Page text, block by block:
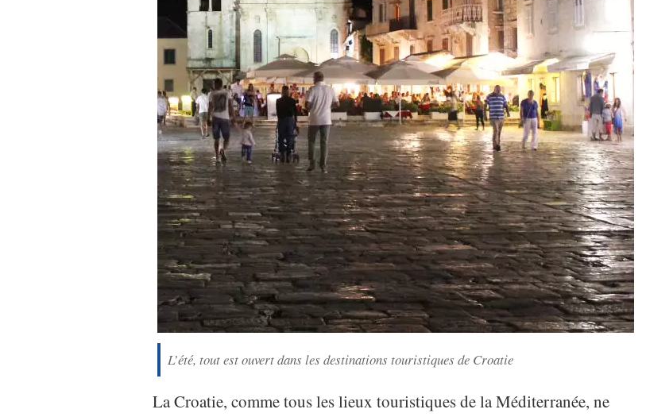
L’été, tout est ouvert dans les destinations touristiques de Croatie
La Croatie, comme tous les lieux touristiques de la Méditerranée, ne